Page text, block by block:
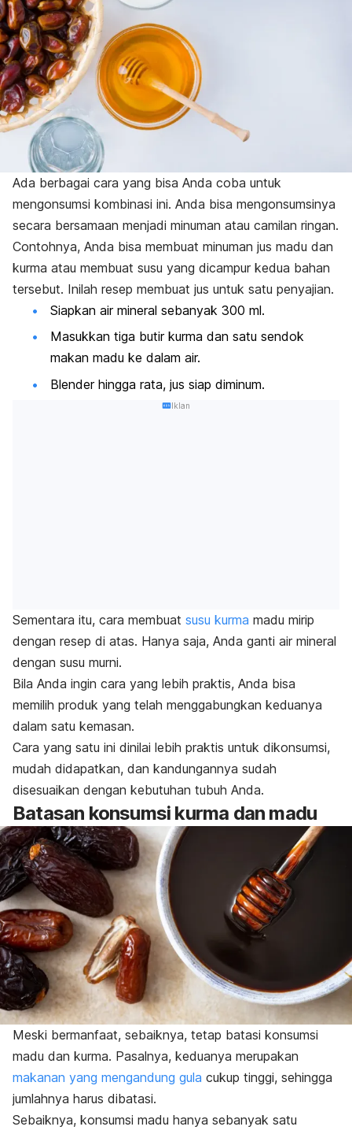
Ada berbagai cara yang bisa Anda coba untuk
mengonsumsi kombinasi ini. Anda bisa mengonsumsinya
secara bersamaan menjadi minuman atau camilan ringan.
Contohnya, Anda bisa membuat minuman jus madu dan
kurma atau membuat susu yang dicampur kedua bahan
tersebut. Inilah resep membuat jus untuk satu penyajian.
Siapkan air mineral sebanyak 300 ml.
Masukkan tiga butir kurma dan satu sendok
makan madu ke dalam air.
Blenderhingga rata, jus siap diminum.
Iklan
Sementara itu, cara membuat susu kurma madu mirip
dengan resep di atas. Hanya saja, Anda ganti air mineral
dengan susu murni.
Bila Anda ingin cara yang lebih praktis, Anda bisa
memilih produk yang telah menggabungkan keduanya
dalam satu kemasan.
Cara yang satu ini dinilai lebih praktis untuk dikonsumsi,
mudah didapatkan, dan kandungannya sudah
disesuaikan dengan kebutuhan tubuh Anda.
Batasan konsumsi kurma dan madu
Meski bermanfaat, sebaiknya, tetap batasi konsumsi
madu dan kurma. Pasalnya, keduanya merupakan
makanan yang mengandung gula cukup tinggi, sehingga
jumlahnya harus dibatasi.
Sebaiknya, konsumsi madu hanya sebanyak satu